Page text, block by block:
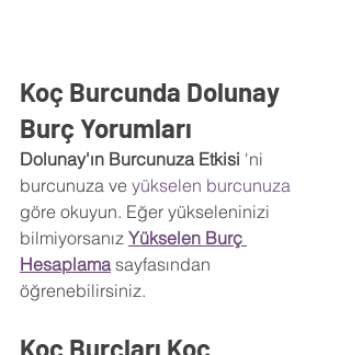
Koç Burcunda Dolunay
Burç Yorumları
Dolunay'ın Burcunuza Etkisi 'ni
burcunuza ve yükselen burcunuza
göre okuyun. Eğer yükseleninizi
bilmiyorsanız Yükselen Burç
Hesaplama sayfasından
öğrenebilirsiniz.
Koç Burçları Koç